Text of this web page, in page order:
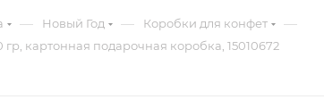
— Новый Год — Коробки для конфет —
картонная подарочная коробка, 15010672